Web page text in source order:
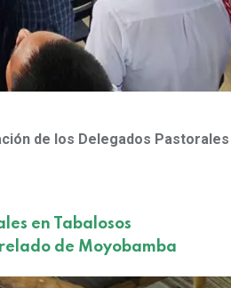
de los Delegados Pastorales
en Tabalosos
de Moyobamba